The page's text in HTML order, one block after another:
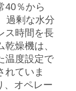
40％から
過剰な水分
ス時間を長
燥機は、
温度設定で
れていま
、オペレー